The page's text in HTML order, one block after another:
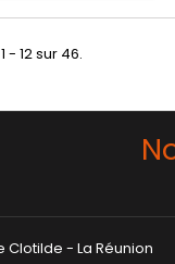
- 12 sur 46.
Clotilde - La Réunion